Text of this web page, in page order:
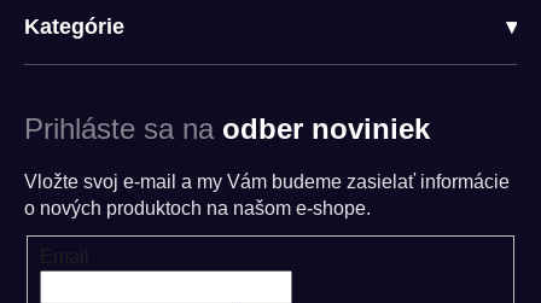
Kategórie ▾
Prihláste sa na odber noviniek
Vložte svoj e-mail a my Vám budeme zasielať informácie
o nových produktoch na našom e-shope.